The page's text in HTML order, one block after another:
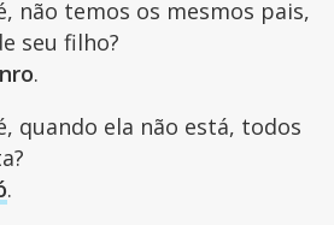
não temos os mesmos pais,
seu filho?
.
quando ela não está, todos
.